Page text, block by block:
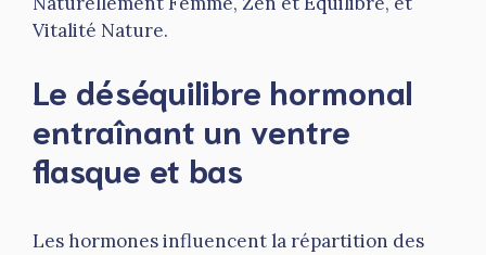
Vitalité Nature.
Le déséquilibre hormonal
entraînant un ventre
flasque et bas
Les hormones influencent la répartition des